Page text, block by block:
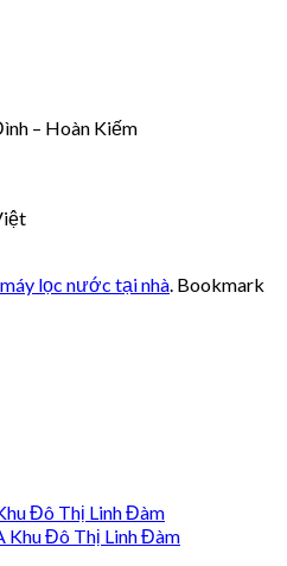
– Hoàn Kiếm
lọc nước tại nhà . Bookmark
Đô Thị Linh Đàm
Đô Thị Linh Đàm